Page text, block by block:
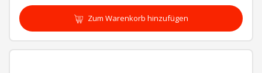
Zum Warenkorb hinzufügen